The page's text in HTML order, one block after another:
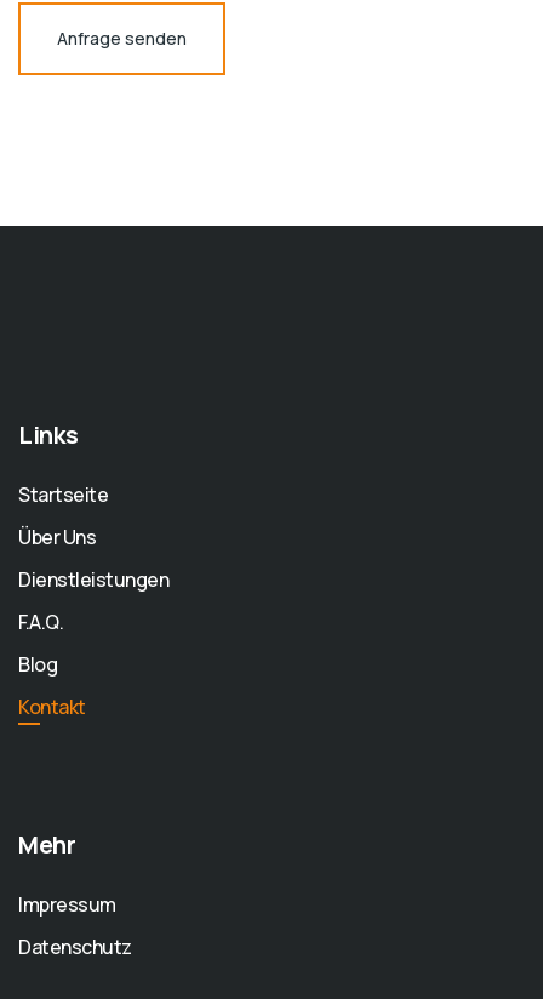
Anfrage senden
Links
Startseite
Über Uns
Dienstleistungen
F.A.Q.
Blog
Kontakt
Mehr
Impressum
Datenschutz